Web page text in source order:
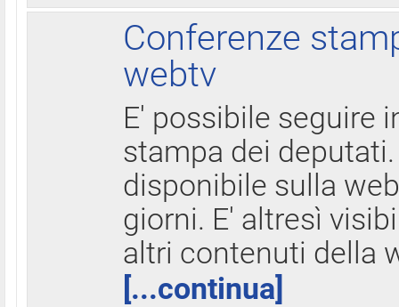
Conferenze
webtv
E' possibile seguire
stampa dei
disponibile sulla
giorni. E' altresì
altri contenuti della
[...continua]